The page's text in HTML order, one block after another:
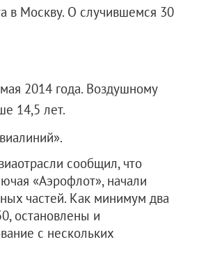
в Москву. О случившемся 30
2014 года. Воздушному
14,5 лет.
сообщил, что
«Аэрофлот», начали
частей. Как минимум два
остановлены и
с нескольких